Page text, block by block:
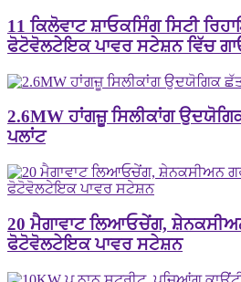
11 ਕਿਲੋਵਾਟ ਸ਼ਾਓਕਸਿੰਗ ਸਿਟੀ
ਫੋਟੋਵੋਲਟੇਇਕ ਪਾਵਰ ਸਟੇਸ਼ਨ ਵਿੱਚ
2.6MW ਹਾਂਗਜ਼ੂ ਸਿਲੀਕਾਂਗ
ਪਲਾਂਟ
20 ਮੈਗਾਵਾਟ ਲਿਆਓਚੇਂਗ,
ਫੋਟੋਵੋਲਟੇਇਕ ਪਾਵਰ ਸਟੇਸ਼ਨ